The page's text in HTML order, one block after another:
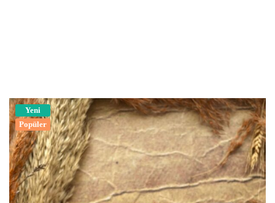
Yeni
Popüler